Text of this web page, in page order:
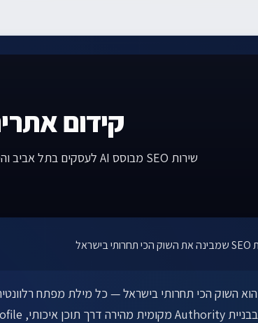
קידום
שירות SEO מבוסס AI לעסקים בתל אביב והסביבה. מעלים אתכם בחיפוש מקומי תחרותי.
הוא השוק הכי תחרותי בישראל — כל מילת מפתח